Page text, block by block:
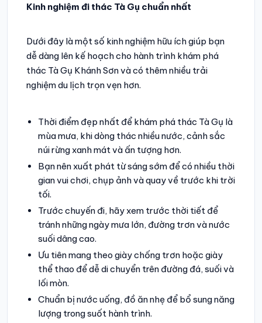
Kinh nghiệm đi thác Tà Gụ chuẩn nhất
Dưới đây là một số kinh nghiệm hữu ích giúp bạn
dễ dàng lên kế hoạch cho hành trình khám phá
thác Tà Gụ Khánh Sơn và có thêm nhiều trải
nghiệm du lịch trọn vẹn hơn.
Thời điểm đẹp nhất để khám phá thác Tà Gụ là
mùa mưa, khi dòng thác nhiều nước, cảnh sắc
núi rừng xanh mát và ấn tượng hơn.
Bạn nên xuất phát từ sáng sớm để có nhiều thời
gian vui chơi, chụp ảnh và quay về trước khi trời
tối.
Trước chuyến đi, hãy xem trước thời tiết để
tránh những ngày mưa lớn, đường trơn và nước
suối dâng cao.
Ưu tiên mang theo giày chống trơn hoặc giày
thể thao để dễ di chuyển trên đường đá, suối và
lối mòn.
Chuẩn bị nước uống, đồ ăn nhẹ để bổ sung năng
lượng trong suốt hành trình.